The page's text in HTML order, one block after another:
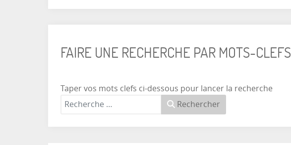
FAIRE UNE RECHERCHE PAR MOTS-CLEFS
Taper vos mots clefs ci-dessous pour lancer la recherche
Rechercher